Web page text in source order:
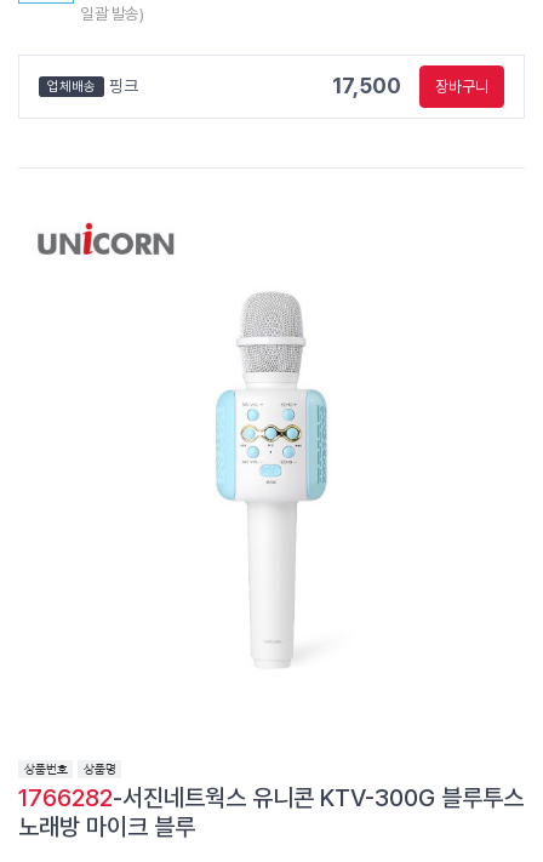
일괄 발송)
업체배송 핑크 17,500 장바구니
1766282-서진네트웍스 유니콘 KTV-300G 블루투스
노래방 마이크 블루